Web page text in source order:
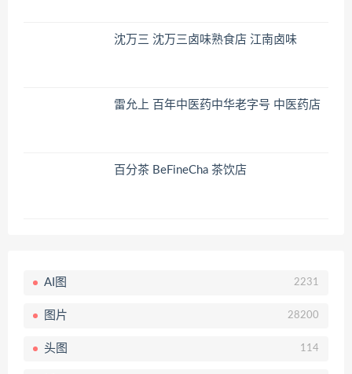
沈万三 沈万三卤味熟食店 江南卤味
雷允上 百年中医药中华老字号 中医药店
百分茶 BeFineCha 茶饮店
AI图 2231
图片 28200
头图 114